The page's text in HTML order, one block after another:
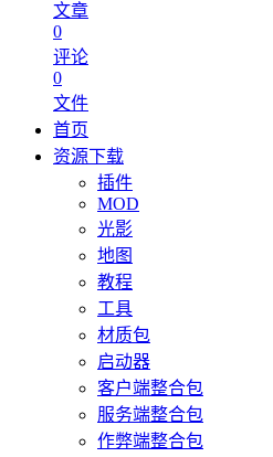
文章
0
评论
0
文件
首页
资源下载
插件
MOD
光影
地图
教程
工具
材质包
启动器
客户端整合包
服务端整合包
作弊端整合包